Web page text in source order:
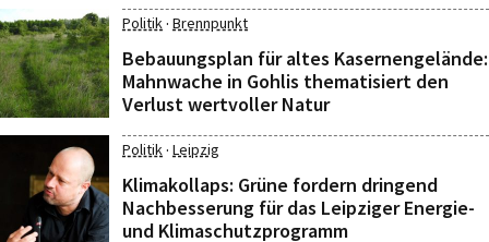
Politik· Brennpunkt
Bebauungsplan für altes Kasernengelände:
Mahnwache in Gohlis thematisiert den
Verlust wertvoller Natur
Politik· Leipzig
Klimakollaps: Grüne fordern dringend
Nachbesserung für das Leipziger Energie-
und Klimaschutzprogramm